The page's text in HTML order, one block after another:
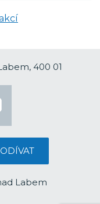
400 01
Labem